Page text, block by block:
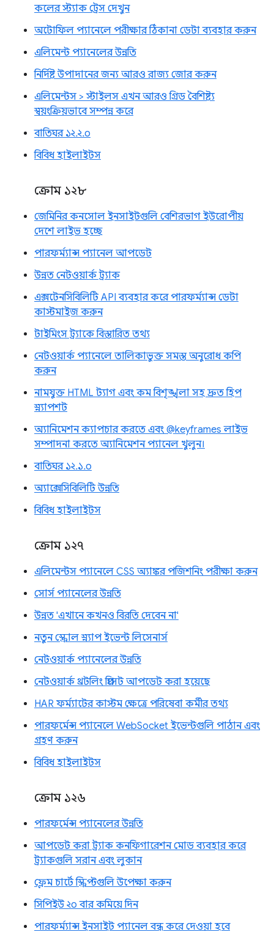
কলের স্ট্যাক ট্রেস দেখুন
অটোফিল প্যানেলে পরীক্ষার ঠিকানা ডেটা ব্যবহার করুন
এলিমেন্ট প্যানেলের উন্নতি
নির্দিষ্ট উপাদানের জন্য আরও রাজ্য জোর করুন
এলিমেন্টস > স্টাইলস এখন আরও গ্রিড বৈশিষ্ট্য
স্বয়ংক্রিয়ভাবে সম্পন্ন করে
বাতিঘর ১২.২.০
বিবিধ হাইলাইটস
ক্রোম ১২৮
জেমিনির কনসোল ইনসাইটগুলি বেশিরভাগ ইউরোপীয়
দেশে লাইভ হচ্ছে
পারফর্ম্যান্স প্যানেল আপডেট
উন্নত নেটওয়ার্ক ট্র্যাক
এক্সটেনসিবিলিটি API ব্যবহার করে পারফর্ম্যান্স ডেটা
কাস্টমাইজ করুন
টাইমিংস ট্র্যাকে বিস্তারিত তথ্য
নেটওয়ার্ক প্যানেলে তালিকাভুক্ত সমস্ত অনুরোধ কপি
করুন
নামযুক্ত HTML ট্যাগ এবং কম বিশৃঙ্খলা সহ দ্রুত হিপ
স্ন্যাপশট
অ্যানিমেশন ক্যাপচার করতে এবং @keyframes লাইভ
সম্পাদনা করতে অ্যানিমেশন প্যানেল খুলুন।
বাতিঘর ১২.১.০
অ্যাক্সেসিবিলিটি উন্নতি
বিবিধ হাইলাইটস
ক্রোম ১২৭
এলিমেন্টস প্যানেলে CSS অ্যাঙ্কর পজিশনিং পরীক্ষা করুন
সোর্স প্যানেলের উন্নতি
উন্নত 'এখানে কখনও বিরতি দেবেন না'
নতুন স্ক্রোল স্ন্যাপ ইভেন্ট লিসেনার্স
নেটওয়ার্ক প্যানেলের উন্নতি
নেটওয়ার্ক থ্রটলিং প্রিসেট আপডেট করা হয়েছে
HAR ফর্ম্যাটের কাস্টম ক্ষেত্রে পরিষেবা কর্মীর তথ্য
পারফর্মেন্স প্যানেলে WebSocket ইভেন্টগুলি পাঠান এবং
গ্রহণ করুন
বিবিধ হাইলাইটস
ক্রোম ১২৬
পারফর্মেন্স প্যানেলের উন্নতি
আপডেট করা ট্র্যাক কনফিগারেশন মোড ব্যবহার করে
ট্র্যাকগুলি সরান এবং লুকান
ফ্লেম চার্টে স্ক্রিপ্টগুলি উপেক্ষা করুন
সিপিইউ ২০ বার কমিয়ে দিন
পারফর্ম্যান্স ইনসাইট প্যানেল বন্ধ করে দেওয়া হবে